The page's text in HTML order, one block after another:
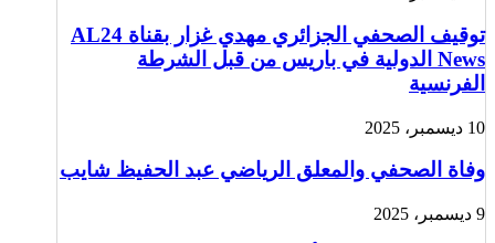
توقيف الصحفي الجزائري مهدي غزار بقناة AL24
News الدولية في باريس من قبل الشرطة
الفرنسية
10 ديسمبر، 2025
وفاة الصحفي والمعلق الرياضي عبد الحفيظ شايب
9 ديسمبر، 2025